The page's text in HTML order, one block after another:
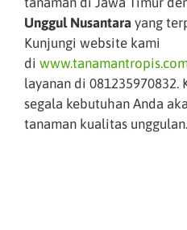
Unggul Nusantara yang
Kunjungi website kami
di
layanan di 081235970832.
segala kebutuhan Anda
tanaman kualitas unggulan.